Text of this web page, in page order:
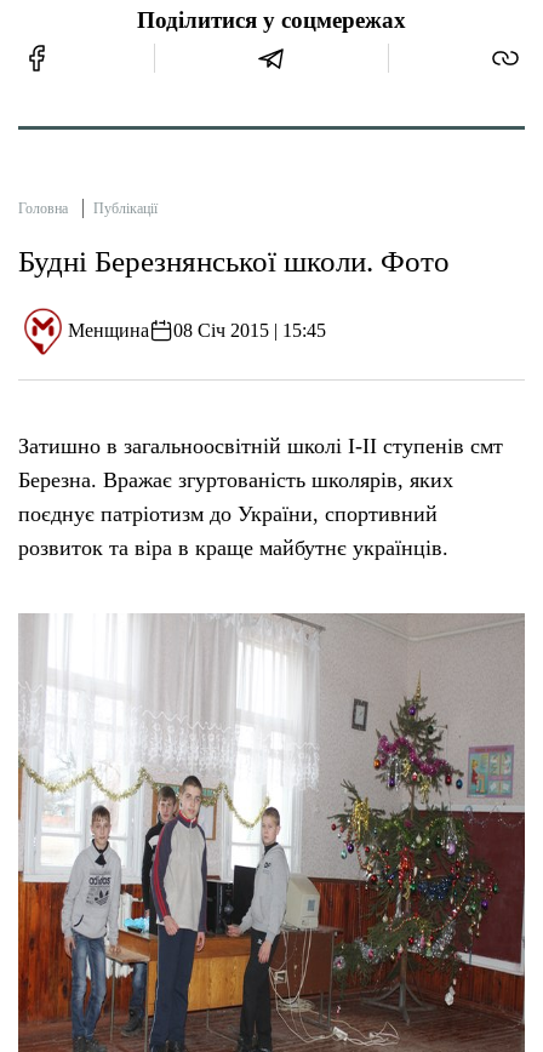
Поділитися у соцмережах
Головна Публікації
Будні Березнянської школи. Фото
Менщина 08 Січ 2015 | 15:45
Затишно в загальноосвітній школі І-ІІ ступенів смт
Березна. Вражає згуртованість школярів, яких
поєднує патріотизм до України, спортивний
розвиток та віра в краще майбутнє українців.